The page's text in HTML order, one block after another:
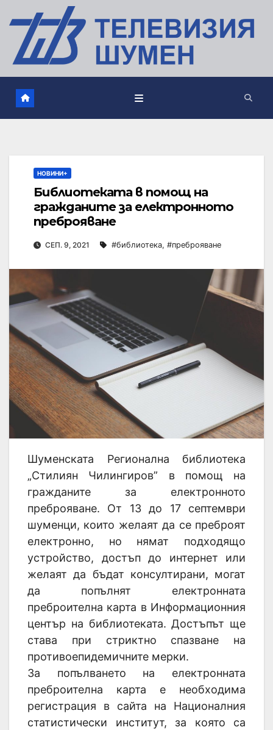
НОВИНИ+
Библиотеката в помощ на
гражданите за електронното
преброяване
СЕП. 9, 2021 #библиотека, #преброяване
Шуменската Регионална библиотека
„Стилиян Чилингиров” в помощ на
гражданите за електронното
преброяване. От 13 до 17 септември
шуменци, които желаят да се преброят
електронно, но нямат подходящо
устройство, достъп до интернет или
желаят да бъдат консултирани, могат
да попълнят електронната
преброителна карта в Информационния
център на библиотеката. Достъпът ще
става при стриктно спазване на
противоепидемичните мерки.
За попълването на електронната
преброителна карта е необходима
регистрация в сайта на Националния
статистически институт, за която са